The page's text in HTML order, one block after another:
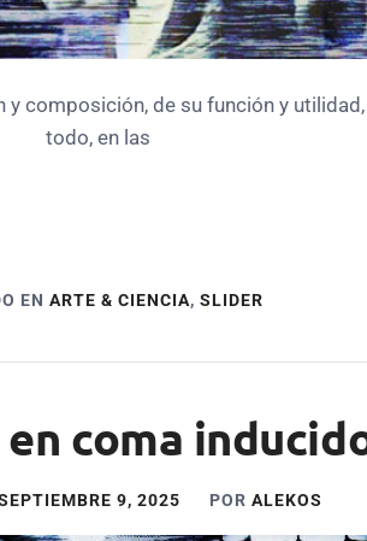
composición, de su función y
todo, en las
EN ARTE & CIENCIA, SLIDER
coma
9, 2025 POR ALEKOS